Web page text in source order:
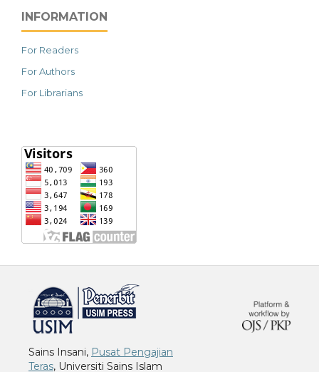
INFORMATION
For Readers
For Authors
For Librarians
Sains Insani, Pusat Pengajian
Teras, Universiti Sains Islam